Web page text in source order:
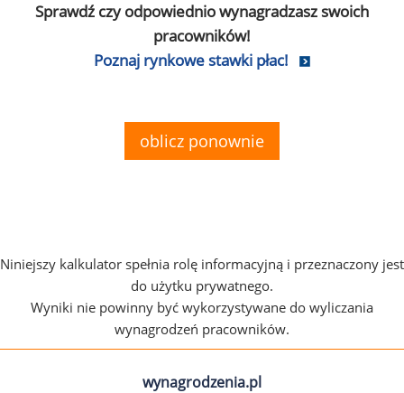
Sprawdź czy odpowiednio wynagradzasz swoich
pracowników!
Poznaj rynkowe stawki płac!
oblicz ponownie
Niniejszy kalkulator spełnia rolę informacyjną i przeznaczony jest
do użytku prywatnego.
Wyniki nie powinny być wykorzystywane do wyliczania
wynagrodzeń pracowników.
wynagrodzenia.pl